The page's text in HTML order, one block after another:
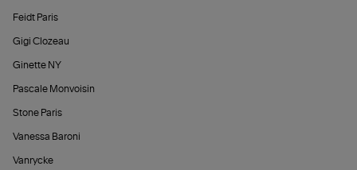
Feidt Paris
Gigi Clozeau
Ginette NY
Pascale Monvoisin
Stone Paris
Vanessa Baroni
Vanrycke